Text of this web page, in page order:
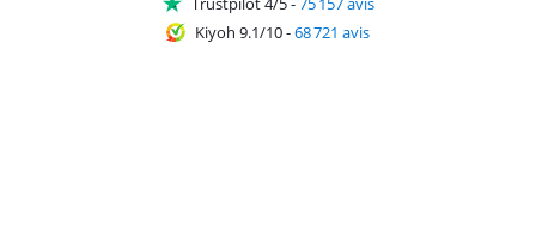
Kiyoh 9.1/10-68 721 avis